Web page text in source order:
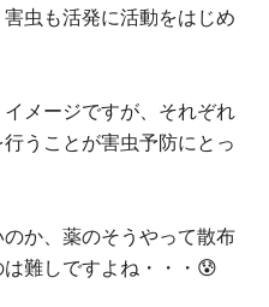
虫も活発に活動をはじめ
メージですが、それぞれ
うことが害虫予防にとっ
か、薬のそうやって散布
難しですよね・・・😰